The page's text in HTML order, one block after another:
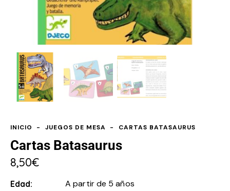
INICIO JUEGOS DE MESA CARTAS BATASAURUS
Cartas Batasaurus
8,50€
Edad A partir de 5 años